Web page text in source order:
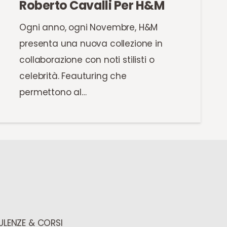
Roberto Cavalli Per H&M
Ogni anno, ogni Novembre, H&M
presenta una nuova collezione in
collaborazione con noti stilisti o
celebrità. Feauturing che
permettono al…
& CORSI